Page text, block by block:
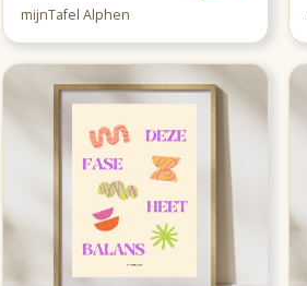
mijnTafel Alphen